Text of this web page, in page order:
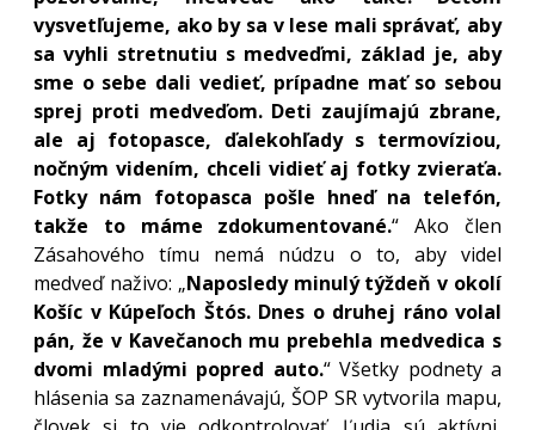
vysvetľujeme, ako by sa v lese mali správať, aby
sa vyhli stretnutiu s medveďmi, základ je, aby
sme o sebe dali vedieť, prípadne mať so sebou
sprej proti medveďom. Deti zaujímajú zbrane,
ale aj fotopasce, ďalekohľady s termovíziou,
nočným videním, chceli vidieť aj fotky zvieraťa.
Fotky nám fotopasca pošle hneď na telefón,
takže to máme zdokumentované.“ Ako člen
Zásahového tímu nemá núdzu o to, aby videl
medveď naživo: „Naposledy minulý týždeň v okolí
Košíc v Kúpeľoch Štós. Dnes o druhej ráno volal
pán, že v Kavečanoch mu prebehla medvedica s
dvomi mladými popred auto.“ Všetky podnety a
hlásenia sa zaznamenávajú, ŠOP SR vytvorila mapu,